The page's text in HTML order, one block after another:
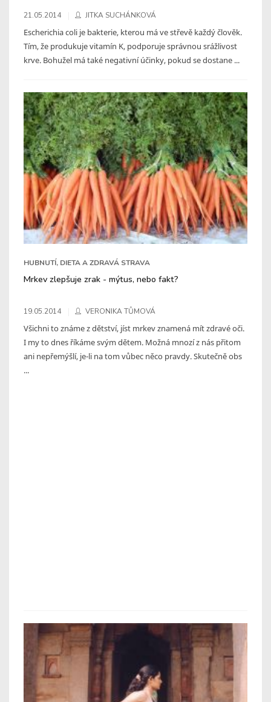
21.05.2014 JITKA SUCHÁNKOVÁ
Escherichia coli je bakterie, kterou má ve střevě každý člověk.
Tím, že produkuje vitamín K, podporuje správnou srážlivost
krve. Bohužel má také negativní účinky, pokud se dostane ...
HUBNUTÍ, DIETA A ZDRAVÁ STRAVA
Mrkev zlepšuje zrak - mýtus, nebo fakt?
19.05.2014 VERONIKA TŮMOVÁ
Všichni to známe z dětství, jíst mrkev znamená mít zdravé oči.
I my to dnes říkáme svým dětem. Možná mnozí z nás přitom
ani nepřemýšlí, je-li na tom vůbec něco pravdy. Skutečně obs
...